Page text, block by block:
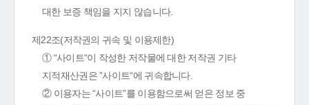
대한 보증 책임을 지지 않습니다.
제22조(저작권의 귀속 및 이용제한)
① “사이트“이 작성한 저작물에 대한 저작권 기타
지적재산권은 ”사이트“에 귀속합니다.
② 이용자는 “사이트”를 이용함으로써 얻은 정보 중